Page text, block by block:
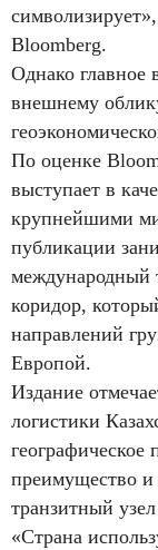
Bloomberg.
Однако главное
внешнему
По оценке
выступает в
крупнейшими
публикации
международный
коридор,
направлений
Европой.
Издание
логистики
географическое
преимущество и
транзитный
«Страна